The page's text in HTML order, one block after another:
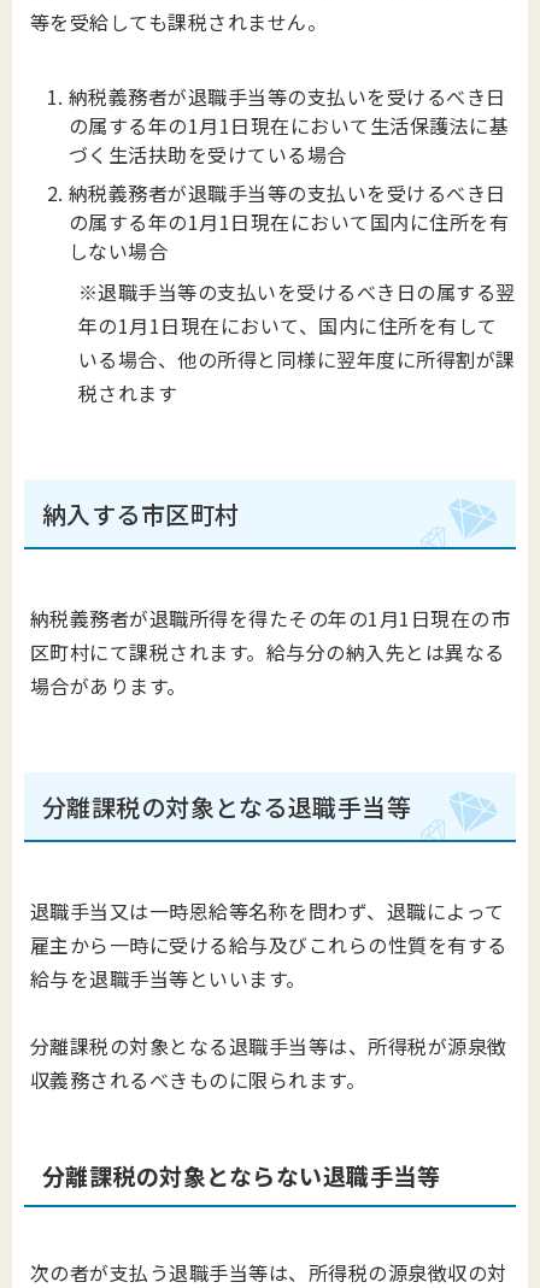
等を受給しても課税されません。
納税義務者が退職手当等の支払いを受けるべき日
の属する年の1月1日現在において生活保護法に基
づく生活扶助を受けている場合
納税義務者が退職手当等の支払いを受けるべき日
の属する年の1月1日現在において国内に住所を有
しない場合
※退職手当等の支払いを受けるべき日の属する翌
年の1月1日現在において、国内に住所を有して
いる場合、他の所得と同様に翌年度に所得割が課
税されます
納入する市区町村
納税義務者が退職所得を得たその年の1月1日現在の市
区町村にて課税されます。給与分の納入先とは異なる
場合があります。
分離課税の対象となる退職手当等
退職手当又は一時恩給等名称を問わず、退職によって
雇主から一時に受ける給与及びこれらの性質を有する
給与を退職手当等といいます。
分離課税の対象となる退職手当等は、所得税が源泉徴
収義務されるべきものに限られます。
分離課税の対象とならない退職手当等
次の者が支払う退職手当等は、所得税の源泉徴収の対